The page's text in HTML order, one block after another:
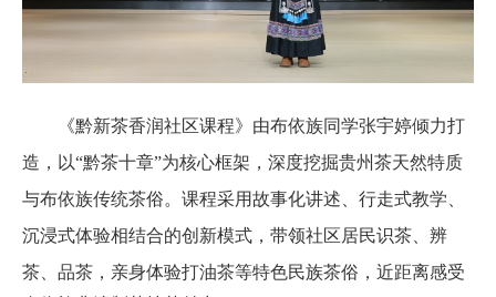
《黔新茶香润社区课程》由布依族同学张宇婷倾力打
造，以“黔茶十章”为核心框架，深度挖掘贵州茶天然特质
与布依族传统茶俗。课程采用故事化讲述、行走式教学、
沉浸式体验相结合的创新模式，带领社区居民识茶、辨
茶、品茶，亲身体验打油茶等特色民族茶俗，近距离感受